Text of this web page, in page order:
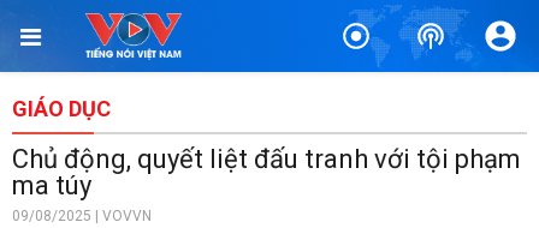
GIÁO DỤC
Chủ động, quyết liệt đấu tranh với tội phạm
ma túy
09/08/2025 | VOVVN